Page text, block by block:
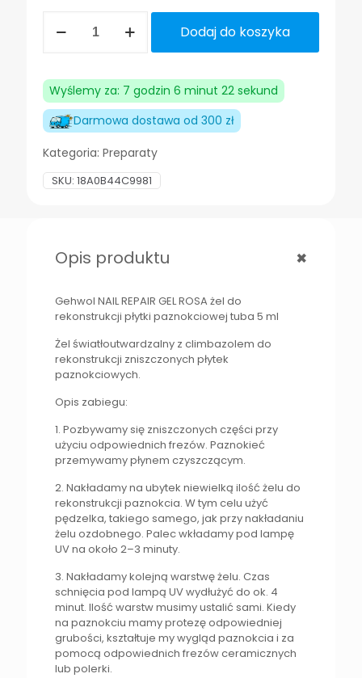
Gehwol
GEL
ROSA
żel
do
Dodaj do koszyka
Wyślemy za: 7 godzin 6 minut 22 sekund
Darmowa dostawa od 300 zł
Kategoria: Preparaty
SKU: 18A0B44C9981
Opis produktu +
Gehwol NAIL REPAIR GEL ROSA żel do
rekonstrukcji płytki paznokciowej tuba 5 ml
Żel światłoutwardzalny z climbazolem do
rekonstrukcji zniszczonych płytek
paznokciowych.
Opis zabiegu:
1. Pozbywamy się zniszczonych części przy
użyciu odpowiednich frezów. Paznokieć
przemywamy płynem czyszczącym.
2. Nakładamy na ubytek niewielką ilość żelu do
rekonstrukcji paznokcia. W tym celu użyć
pędzelka, takiego samego, jak przy nakładaniu
żelu ozdobnego. Palec wkładamy pod lampę
UV na około 2–3 minuty.
3. Nakładamy kolejną warstwę żelu. Czas
schnięcia pod lampą UV wydłużyć do ok. 4
minut. Ilość warstw musimy ustalić sami. Kiedy
na paznokciu mamy protezę odpowiedniej
grubości, kształtuje my wygląd paznokcia i za
pomocą odpowiednich frezów ceramicznych
lub polerki.